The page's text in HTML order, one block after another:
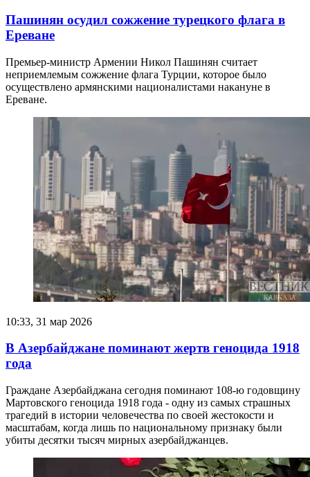
Пашинян осудил сожжение турецкого флага в
Ереване
Премьер-министр Армении Никол Пашинян считает
неприемлемым сожжение флага Турции, которое было
осуществлено армянскими националистами накануне в
Ереване.
10:33, 31 мар 2026
В Азербайджане поминают жертв геноцида 1918
года
Граждане Азербайджана сегодня поминают 108-ю годовщину
Мартовского геноцида 1918 года - одну из самых страшных
трагедий в истории человечества по своей жестокости и
масштабам, когда лишь по национальному признаку были
убиты десятки тысяч мирных азербайджанцев.